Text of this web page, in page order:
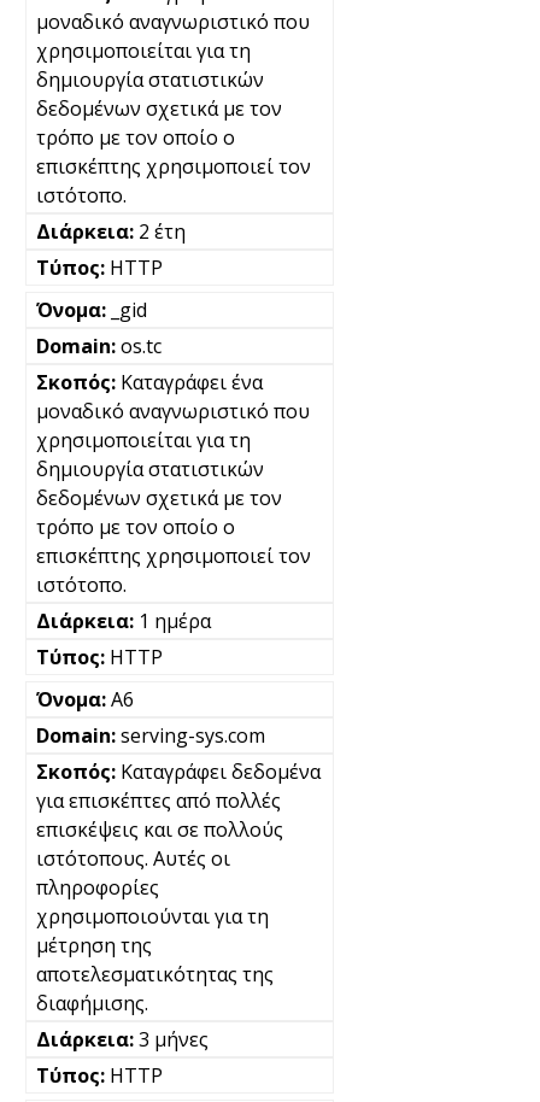
μοναδικό αναγνωριστικό που
χρησιμοποιείται για τη
δημιουργία στατιστικών
δεδομένων σχετικά με τον
τρόπο με τον οποίο ο
επισκέπτης χρησιμοποιεί τον
ιστότοπο.
2 έτη
HTTP
_gid
os.tc
Καταγράφει ένα
μοναδικό αναγνωριστικό που
χρησιμοποιείται για τη
δημιουργία στατιστικών
δεδομένων σχετικά με τον
τρόπο με τον οποίο ο
επισκέπτης χρησιμοποιεί τον
ιστότοπο.
1 ημέρα
HTTP
A6
serving-sys.com
Καταγράφει δεδομένα
για επισκέπτες από πολλές
επισκέψεις και σε πολλούς
ιστότοπους. Αυτές οι
πληροφορίες
χρησιμοποιούνται για τη
μέτρηση της
αποτελεσματικότητας της
διαφήμισης.
3 μήνες
HTTP